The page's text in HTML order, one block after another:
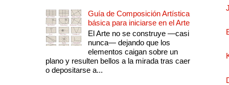
Guía de Composición Artística
básica para iniciarse en el Arte
El Arte no se construye —casi
nunca— dejando que los
elementos caigan sobre un
plano y resulten bellos a la mirada tras caer
o depositarse a...